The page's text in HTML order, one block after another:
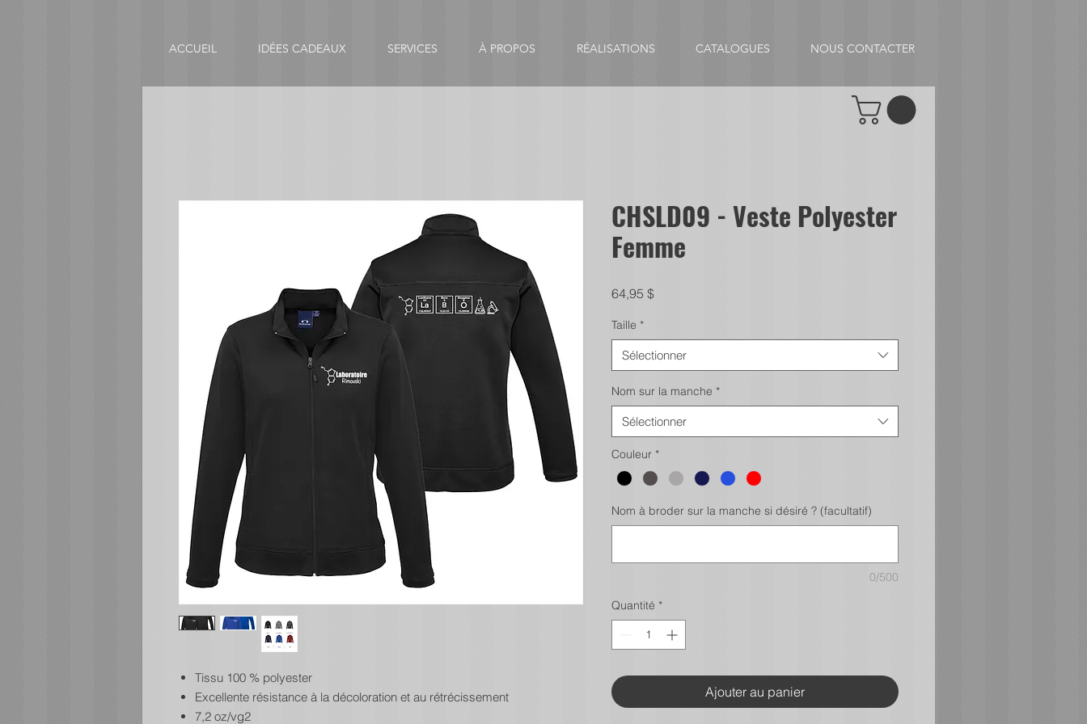
ACCUEIL IDÉES CADEAUX SERVICES À PROPOS RÉALISATIONS CATALOGUES NOUS CONTACTER
Tissu 100 % polyester
Excellente résistance à la décoloration et au rétrécissement
7,2 oz/vg2
CHSLD09 - Veste Polyester
Femme
64,95 $Prix
Taille *
Sélectionner
Nom sur la manche *
Sélectionner
Couleur *
Nom à broder sur la manche si désiré ? (facultatif)
0/500
Quantité *
Ajouter au panier